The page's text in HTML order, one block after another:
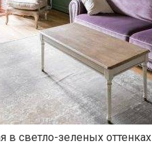
в светло-зеленых оттенках